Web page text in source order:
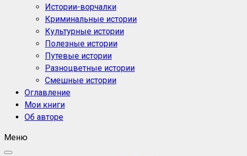
Истории-ворчалки
Криминальные истории
Культурные истории
Полезные истории
Путевые истории
Разноцветные истории
Смешные истории
Оглавление
Мои книги
Об авторе
Меню